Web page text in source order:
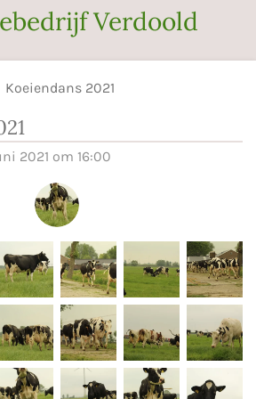
Verdoold
Koeiendans 2021
2021 om 16:00